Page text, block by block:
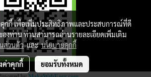
คุกกี้ เพื่อเพิ่มประสิทธิภาพและประสบการณ์ที่ดี
องท่าน ท่านสามารถอ่านรายละเอียดเพิ่มเติม
ส่วนตัวและนโยบายคุกกี้
ค่าคุกกี้ ยอมรับทั้งหมด